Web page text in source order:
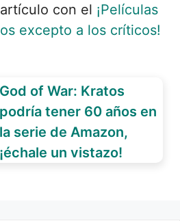
con el ¡Películas
excepto a los críticos!
God of War: Kratos
podría tener 60 años en
la serie de Amazon,
¡échale un vistazo!